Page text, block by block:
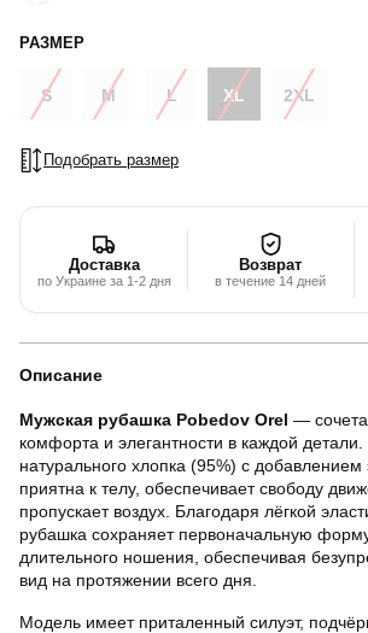
РАЗМЕР
S M L XL 2XL
Подобрать размер
Доставка
по Украине за 1-2 дня
Возврат
в течение 14 дней
Описание
Мужская рубашка Pobedov Orel —
комфорта и элегантности в каждой детали.
натурального хлопка (95%) с
приятна к телу, обеспечивает свободу
пропускает воздух. Благодаря лёгкой
рубашка сохраняет первоначальную
длительного ношения, обеспечивая
вид на протяжении всего дня.
Модель имеет приталенный силуэт,